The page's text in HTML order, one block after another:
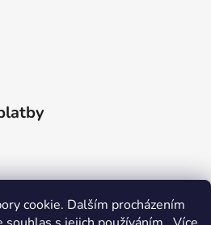
cookie. Dalším procházením